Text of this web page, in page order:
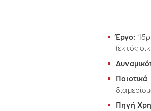
Έργο:
(εκτός
Πηγή